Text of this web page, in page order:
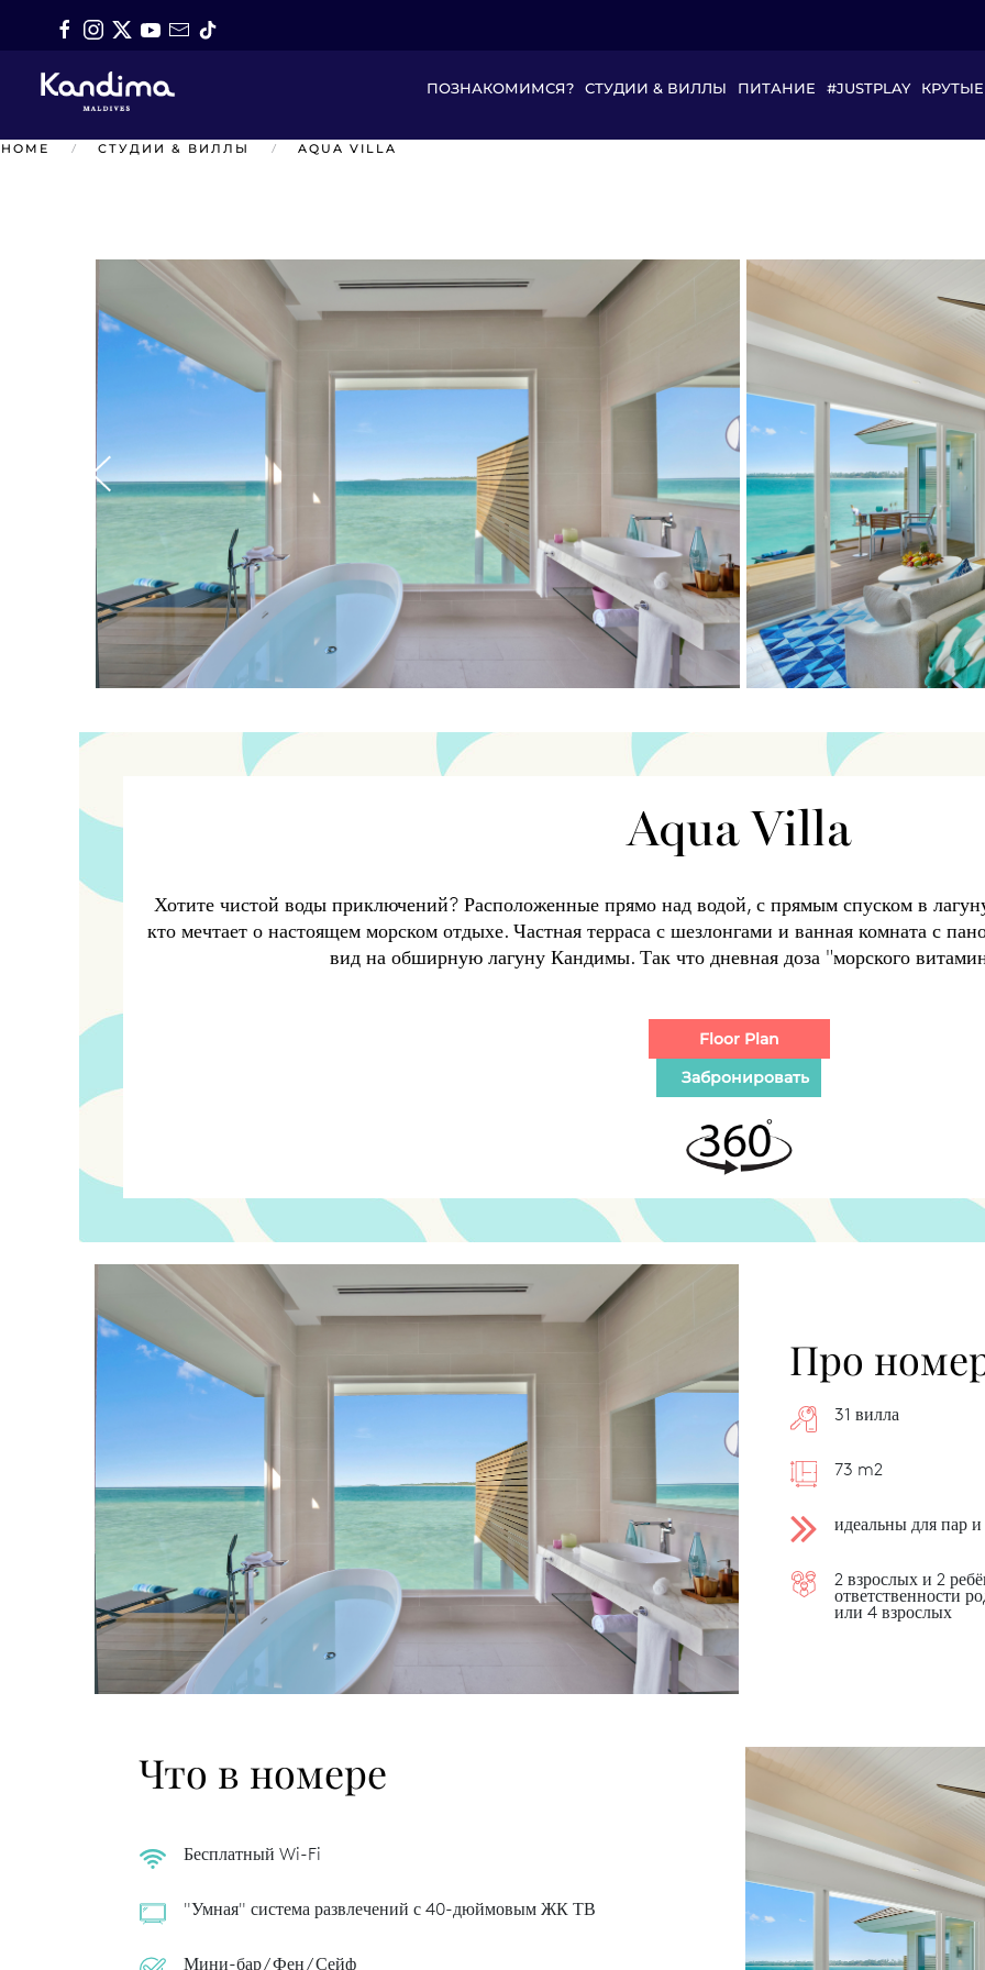
ПОЗНАКОМИМСЯ? СТУДИИ & ВИЛЛЫ ПИТАНИЕ #JUSTPLAY
HOME СТУДИИ & ВИЛЛЫ AQUA VILLA
Aqua Villa
Хотите чистой воды приключений? Расположенные прямо над водой, с прямым спуском в
кто мечтает о настоящем морском отдыхе. Частная терраса с шезлонгами и ванная комната с
вид на обширную лагуну Кандимы. Так что дневная доза "морского
Про
31 вилла
73 m2
идеальны для пар и
2 взрослых и 2
ответственности
или 4 взрослых
Что в номере
Бесплатный Wi-Fi
"Умная" система развлечений с 40-дюймовым ЖК ТВ
Мини-бар / Фен / Сейф